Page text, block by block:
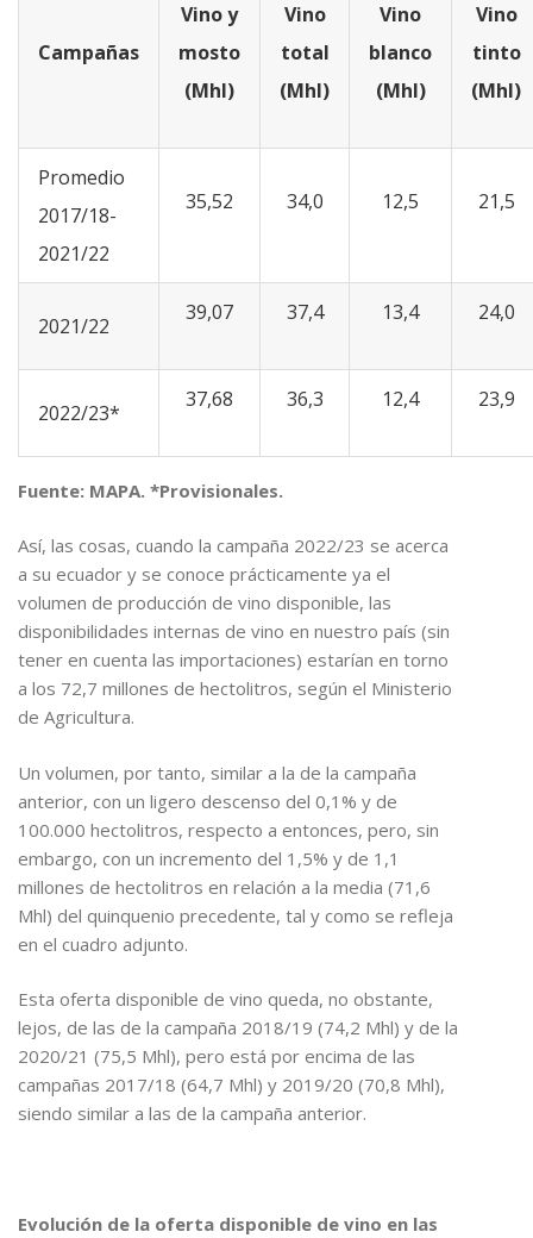
Campañas
Vino y
mosto
(Mhl)
Vino
total
(Mhl)
Vino
blanco
(Mhl)
Vino
tinto
(Mhl)
Promedio
2017/18-
2021/22
35,52 34,0 12,5 21,5
2021/22
39,07 37,4 13,4 24,0
2022/23*
37,68 36,3 12,4 23,9
Fuente: MAPA. *Provisionales.
Así, las cosas, cuando la campaña 2022/23 se acerca
a su ecuador y se conoce prácticamente ya el
volumen de producción de vino disponible, las
disponibilidades internas de vino en nuestro país (sin
tener en cuenta las importaciones) estarían en torno
a los 72,7 millones de hectolitros, según el Ministerio
de Agricultura.
Un volumen, por tanto, similar a la de la campaña
anterior, con un ligero descenso del 0,1% y de
100.000 hectolitros, respecto a entonces, pero, sin
embargo, con un incremento del 1,5% y de 1,1
millones de hectolitros en relación a la media (71,6
Mhl) del quinquenio precedente, tal y como se refleja
en el cuadro adjunto.
Esta oferta disponible de vino queda, no obstante,
lejos, de las de la campaña 2018/19 (74,2 Mhl) y de la
2020/21 (75,5 Mhl), pero está por encima de las
campañas 2017/18 (64,7 Mhl) y 2019/20 (70,8 Mhl),
siendo similar a las de la campaña anterior.
Evolución de la oferta disponible de vino en las